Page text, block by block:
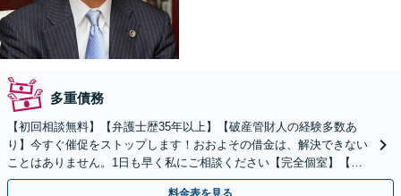
多重債務
【初回相談無料】【弁護士歴35年以上】【破産管財人の経験多数あ
り】今すぐ催促をストップします！おおよその借金は、解決できない
ことはありません。1日も早く私にご相談ください【完全個室】【自
衛隊前駅8分】
料金表を見る